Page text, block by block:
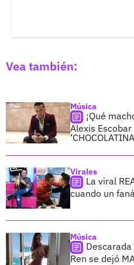
Vea también:
Música
¡Qué
Alexis
Virales
La viral
cuando un
Música
Ren se dejó